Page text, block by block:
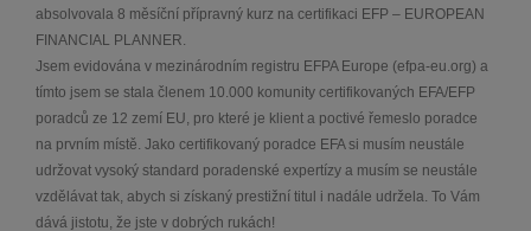
absolvovala 8 měsíční přípravný kurz na certifikaci EFP – EUROPEAN
FINANCIAL PLANNER.
Jsem evidována v mezinárodním registru EFPA Europe (efpa-eu.org) a
tímto jsem se stala členem 10.000 komunity certifikovaných EFA/EFP
poradců ze 12 zemí EU, pro které je klient a poctivé řemeslo poradce
na prvním místě. Jako certifikovaný poradce EFA si musím neustále
udržovat vysoký standard poradenské expertízy a musím se neustále
vzdělávat tak, abych si získaný prestižní titul i nadále udržela. To Vám
dává jistotu, že jste v dobrých rukách!